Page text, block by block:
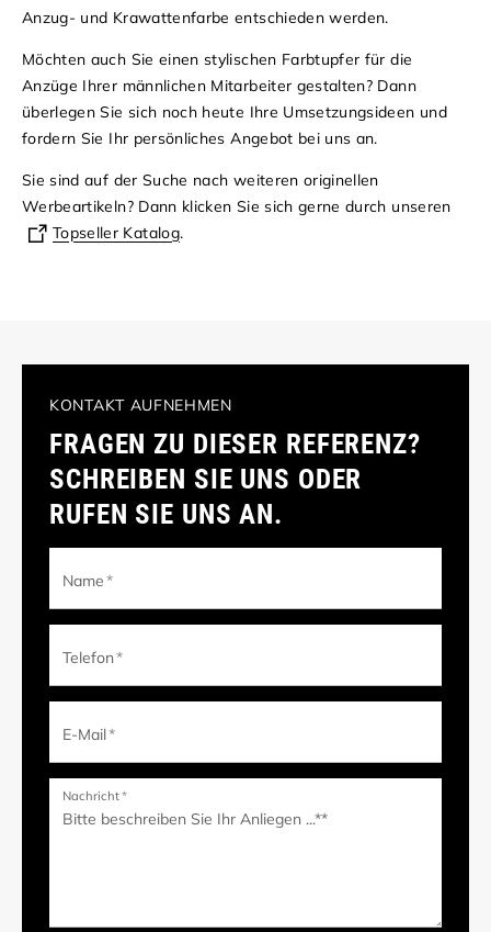
Anzug- und Krawattenfarbe entschieden werden.
Möchten auch Sie einen stylischen Farbtupfer für die
Anzüge Ihrer männlichen Mitarbeiter gestalten? Dann
überlegen Sie sich noch heute Ihre Umsetzungsideen und
fordern Sie Ihr persönliches Angebot bei uns an.
Sie sind auf der Suche nach weiteren originellen
Werbeartikeln? Dann klicken Sie sich gerne durch unseren
Topseller Katalog.
KONTAKT AUFNEHMEN
FRAGEN ZU DIESER REFERENZ?
SCHREIBEN SIE UNS ODER
RUFEN SIE UNS AN.
Name*
Telefon*
E-Mail*
Nachricht*